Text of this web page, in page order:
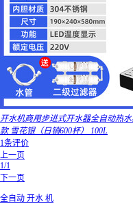
开水机商用步进式开水器全自动热
款 雪花银（日销600杯） 100L
1条评价
上一页
1/1
下一页
全自动 开水 机